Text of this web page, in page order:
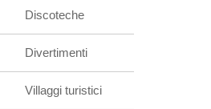
Discoteche
Divertimenti
Villaggi turistici